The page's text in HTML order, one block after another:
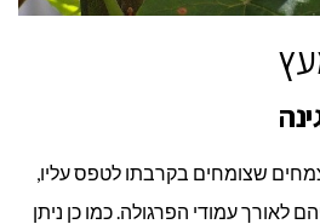
שצומחים בקרבתו לטפס עליו,
לאורך עמודי הפרגולה. כמו כן ניתן